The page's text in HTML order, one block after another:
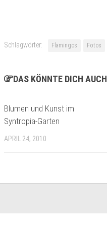
Schlagwörter: Flamingos Fotos
DAS KÖNNTE DICH
Blumen und Kunst im
Syntropia-Garten
APRIL 24, 2010